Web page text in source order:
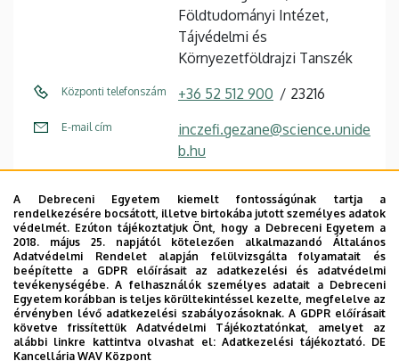
Földtudományi Intézet,
Tájvédelmi és
Környezetföldrajzi Tanszék
Központi telefonszám +36 52 512 900 23216
E-mail cím
inczefi.gezane@science.unide
b.hu
1.
Épület
Matematikai és
Földtudományi épület
Emelet, ajtó 2. emelet, 219 (Titkárság)
Weboldal Szervezeti weboldal
A Debreceni Egyetem kiemelt fontosságúnak tartja a
rendelkezésére bocsátott, illetve birtokába jutott személyes adatok
védelmét. Ezúton tájékoztatjuk Önt, hogy a Debreceni Egyetem a
2018. május 25. napjától kötelezően alkalmazandó Általános
Adatvédelmi Rendelet alapján felülvizsgálta folyamatait és
beépítette a GDPR előírásait az adatkezelési és adatvédelmi
tevékenységébe. A felhasználók személyes adatait a Debreceni
Egyetem korábban is teljes körültekintéssel kezelte, megfelelve az
érvényben lévő adatkezelési szabályozásoknak. A GDPR előírásait
követve frissítettük Adatvédelmi Tájékoztatónkat, amelyet az
alábbi linkre kattintva olvashat el:Adatkezelési tájékoztató. DE
Kancellária WAV Központ